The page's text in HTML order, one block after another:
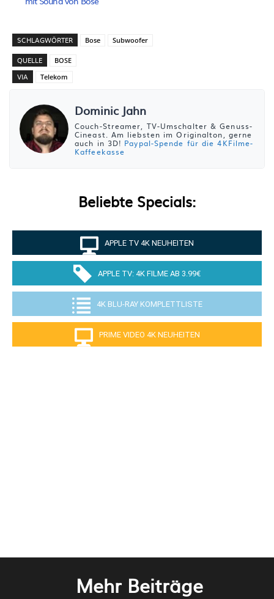
SCHLAGWÖRTER Bose Subwoofer
QUELLE BOSE
VIA Telekom
Dominic Jahn
Couch-Streamer, TV-Umschalter & Genuss-
Cineast. Am liebsten im Originalton, gerne
auch in 3D! Paypal-Spende für die 4KFilme-
Kaffeekasse
Beliebte Specials:
APPLE TV 4K NEUHEITEN
APPLE TV: 4K FILME AB 3.99€
4K BLU-RAY KOMPLETTLISTE
PRIME VIDEO 4K NEUHEITEN
Mehr Beiträge